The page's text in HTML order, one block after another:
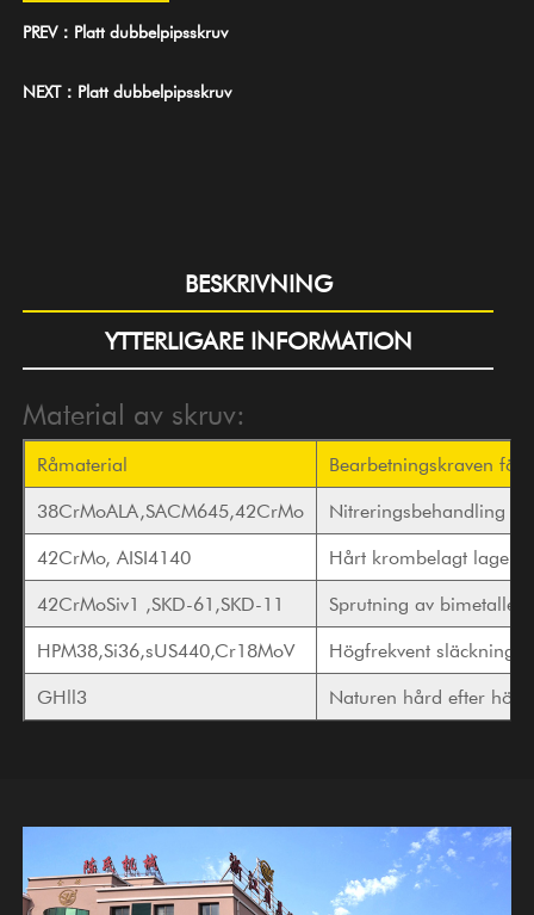
PREV：Platt dubbelpipsskruv
NEXT：Platt dubbelpipsskruv
BESKRIVNING
YTTERLIGARE INFORMATION
Material av skruv:
Råmaterial
Bearbetningskraven
38CrMoALA,SACM645,42CrMo
Nitreringsbehandling
42CrMo, AISI4140
Hårt krombelagt lager
42CrMoSiv1 ,SKD-61,SKD-11
Sprutning av
HPM38,Si36,sUS440,Cr18MoV
Högfrekvent släckning
GHll3
Naturen hård efter hög